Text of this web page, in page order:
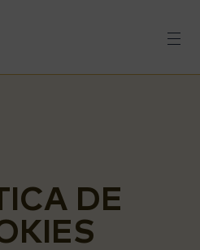
DE